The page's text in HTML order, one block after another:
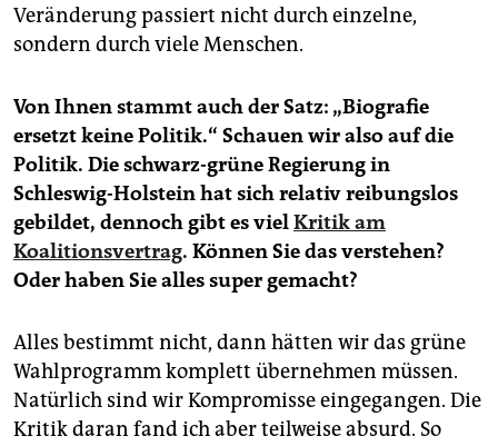
Veränderung passiert nicht durch einzelne,
sondern durch viele Menschen.
Von Ihnen stammt auch der Satz: „Biografie
ersetzt keine Politik.“ Schauen wir also auf die
Politik. Die schwarz-grüne Regierung in
Schleswig-Holstein hat sich relativ reibungslos
gebildet, dennoch gibt es vielKritik am
Koalitionsvertrag. Können Sie das verstehen?
Oder haben Sie alles super gemacht?
Alles bestimmt nicht, dann hätten wir das grüne
Wahlprogramm komplett übernehmen müssen.
Natürlich sind wir Kompromisse eingegangen. Die
Kritik daran fand ich aber teilweise absurd. So